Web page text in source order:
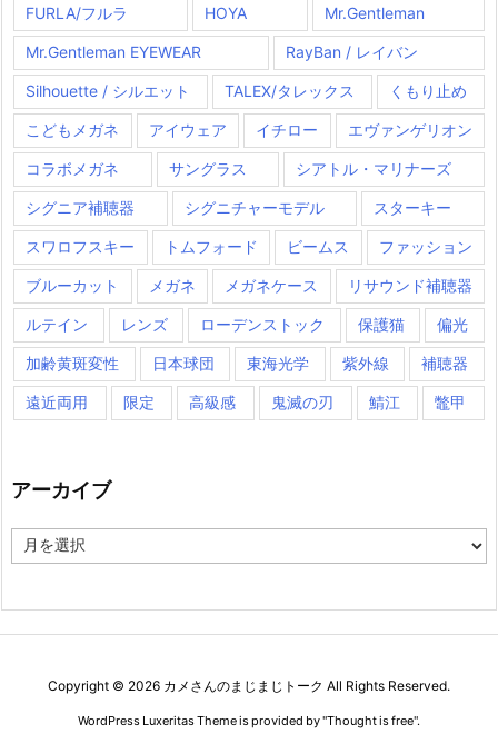
FURLA/フルラ HOYA Mr.Gentleman
Mr.Gentleman EYEWEAR RayBan / レイバン
Silhouette / シルエット TALEX/タレックス くもり止め
こどもメガネ アイウェア イチロー エヴァンゲリオン
コラボメガネ サングラス シアトル・マリナーズ
シグニア補聴器 シグニチャーモデル スターキー
スワロフスキー トムフォード ビームス ファッション
ブルーカット メガネ メガネケース リサウンド補聴器
ルテイン レンズ ローデンストック 保護猫 偏光
加齢黄斑変性 日本球団 東海光学 紫外線 補聴器
遠近両用 限定 高級感 鬼滅の刃 鯖江 鼈甲
アーカイブ
ー
Copyright © 2026 カメさんのまじまじトーク All Rights Reserved.
WordPress Luxeritas Theme is provided by "Thought is free".